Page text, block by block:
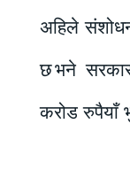
अहिले
छ भने
करोड रुपैयाँ